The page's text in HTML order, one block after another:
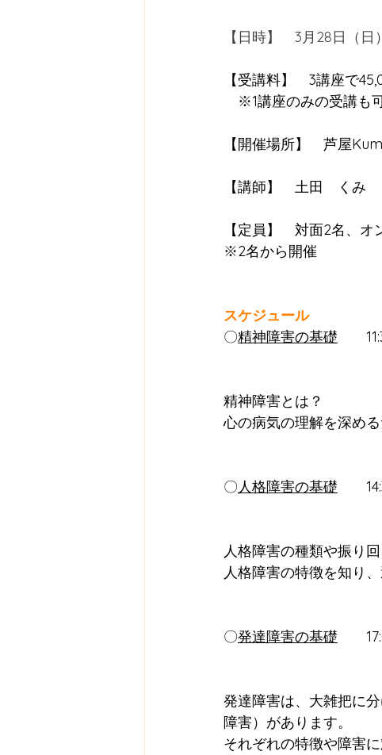
【日時】　3月28日（日
【受講料】　3講座で
※1講座のみの受講も可
【開催場所】　芦屋
【講師】　土田　くみ
【定員】　対面2名、
※2名から開催
スケジュール
〇精神障害の基礎
精神障害とは？
心の病気の理解を深め
〇人格障害の基礎
人格障害の種類や振り
人格障害の特徴を知り
〇発達障害の基礎
発達障害は、大雑把に
障害）があります。
それぞれの特徴や障害